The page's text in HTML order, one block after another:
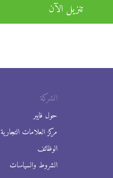
تنزيل الآن
الشركة
حول فايبر
مركز العلامات التجارية
الوظائف
الشروط والسياسات